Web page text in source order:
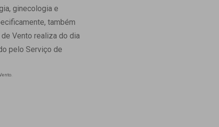
ginecologia e
também
Vento realiza do dia
pelo Serviço de